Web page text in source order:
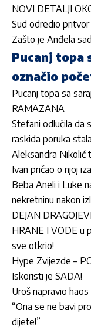
NOVI DETALJI
Sud odredio
Zašto je Anđela
Pucanj topa
označio
Pucanj topa sa
RAMAZANA
Stefani odlučila da
raskida poruka
Aleksandra Nikolić
Ivan pričao o njoj
Beba Aneli i Luke
nekretninu nakon
DEJAN
HRANE I VODE u
sve otkrio!
Hype Zvijezde –
Iskoristi je SADA!
Uroš napravio
“Ona se ne bavi
dijete!”